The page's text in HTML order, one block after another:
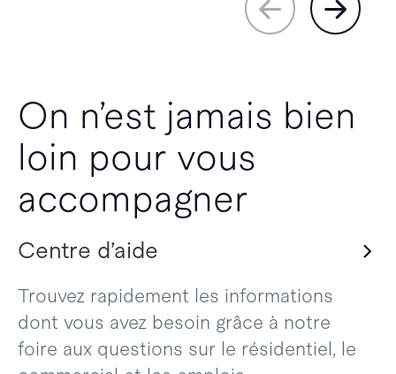
On n’est jamais bien
loin pour vous
accompagner
Centre d’aide
Trouvez rapidement les informations
dont vous avez besoin grâce à notre
foire aux questions sur le résidentiel, le